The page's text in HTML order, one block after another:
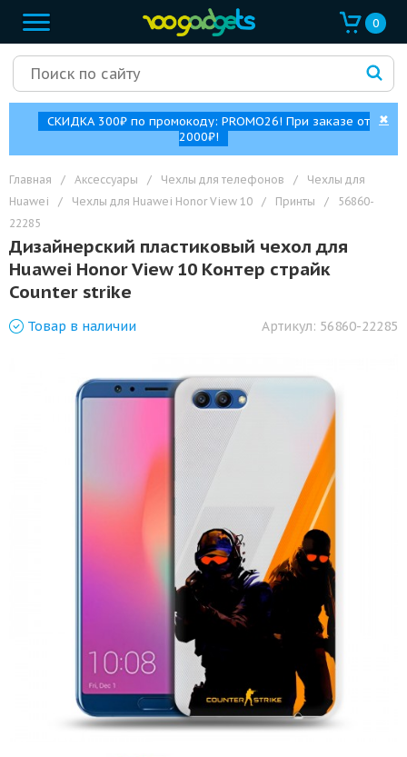
0
СКИДКА 300₽ по промокоду: PROMO26! При заказе от
2000₽!
✖
Главная / Аксессуары / Чехлы для телефонов /
Чехлы для
Huawei
/ Чехлы для Huawei Honor View 10 / Принты /
56860-
22285
Дизайнерский пластиковый чехол для
Huawei Honor View 10 Контер страйк
Counter strike
Товар в наличии Артикул: 56860-22285